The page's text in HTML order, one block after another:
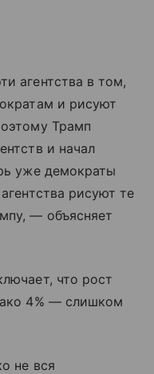
агентства в том,
и рисуют
Трамп
и начал
уже демократы
рисуют те
— объясняет
что рост
4% — слишком
не вся